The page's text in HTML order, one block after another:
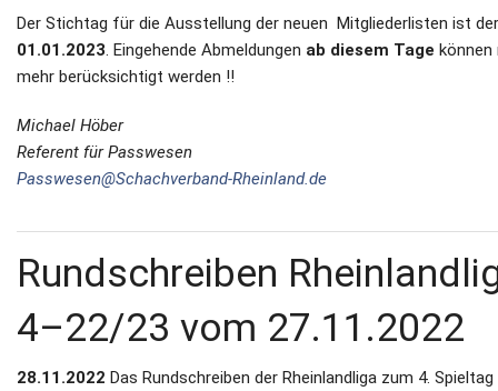
Der Stichtag für die Ausstellung der neuen Mitgliederlisten ist der
01.01.2023. Eingehende Abmeldungen ab diesem Tage können
mehr berücksichtigt werden !!
Michael Höber
Referent für Passwesen
Passwesen@Schachverband-Rheinland.de
Rundschreiben
4–22/23 vom 27.11.2022
28.11.2022 Das Rundschreiben der Rheinlandliga zum 4.